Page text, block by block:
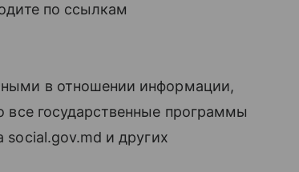
по ссылкам
в отношении информации,
все государственные программы
social.gov.md и других